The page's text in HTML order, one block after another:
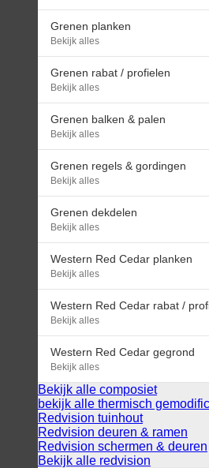
Grenen planken
Bekijk alles
Grenen rabat / profielen
Bekijk alles
Grenen balken & palen
Bekijk alles
Grenen regels & gordingen
Bekijk alles
Grenen dekdelen
Bekijk alles
Western Red Cedar planken
Bekijk alles
Western Red Cedar rabat /
Bekijk alles
Western Red Cedar gegrond
Bekijk alles
Bekijk alle composiet
bekijk alle thermisch
Redvision tuinhout
Redvision deuren & ramen
Redvision schermen & deuren
Bekijk alle redvision